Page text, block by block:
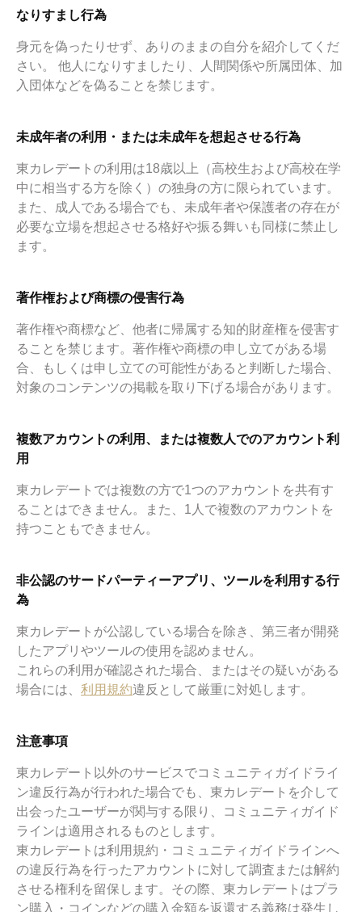
なりすまし行為
身元を偽ったりせず、ありのままの自分を紹介してくだ
さい。 他人になりすましたり、人間関係や所属団体、加
入団体などを偽ることを禁じます。
未成年者の利用・または未成年を想起させる行為
東カレデートの利用は18歳以上（高校生および高校在学
中に相当する方を除く）の独身の方に限られています。
また、成人である場合でも、未成年者や保護者の存在が
必要な立場を想起させる格好や振る舞いも同様に禁止し
ます。
著作権および商標の侵害行為
著作権や商標など、他者に帰属する知的財産権を侵害す
ることを禁じます。著作権や商標の申し立てがある場
合、もしくは申し立ての可能性があると判断した場合、
対象のコンテンツの掲載を取り下げる場合があります。
複数アカウントの利用、または複数人でのアカウント利
用
東カレデートでは複数の方で1つのアカウントを共有す
ることはできません。また、1人で複数のアカウントを
持つこともできません。
非公認のサードパーティーアプリ、ツールを利用する行
為
東カレデートが公認している場合を除き、第三者が開発
したアプリやツールの使用を認めません。
これらの利用が確認された場合、またはその疑いがある
場合には、 利用規約違反として厳重に対処します。
注意事項
東カレデート以外のサービスでコミュニティガイドライ
ン違反行為が行われた場合でも、東カレデートを介して
出会ったユーザーが関与する限り、コミュニティガイド
ラインは適用されるものとします。
東カレデートは利用規約・コミュニティガイドラインへ
の違反行為を行ったアカウントに対して調査または解約
させる権利を留保します。その際、東カレデートはプラ
ン購入・コインなどの購入金額を返還する義務は発生し